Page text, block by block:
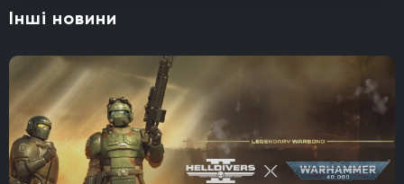
Інші новини